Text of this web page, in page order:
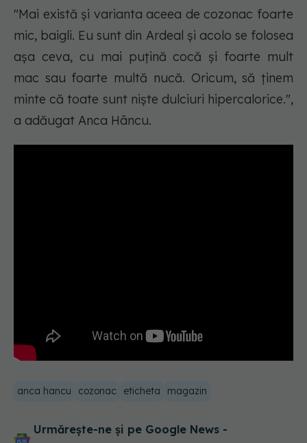
"Mai există și varianta aceea de cozonac foarte
mic, baigli. Eu sunt din Ardeal și acolo se folosea
așa ceva, cu mai puțină cocă și foarte mult
mac sau foarte multă nucă. Oricum, să ținem
minte că toate sunt niște dulciuri hipercalorice.",
a adăugat Anca Hâncu.
anca hancu cozonac eticheta magazin
Urmărește-ne și pe Google News -